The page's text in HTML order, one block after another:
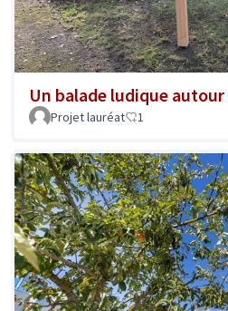
Un balade ludique
Projet lauréat 1